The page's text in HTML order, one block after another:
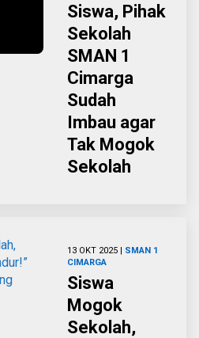
Siswa, Pihak
Sekolah
SMAN 1
Cimarga
Sudah
Imbau agar
Tak Mogok
Sekolah
13 OKT 2025 | SMAN 1
CIMARGA
Siswa
Mogok
Sekolah,